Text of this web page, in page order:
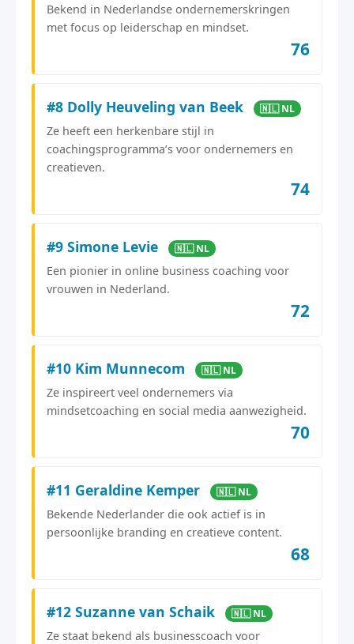
Bekend in Nederlandse ondernemerskringen
met focus op leiderschap en mindset.
76
#8 Dolly Heuveling van Beek 🇳🇱 NL
Ze heeft een herkenbare stijl in
coachingsprogramma’s voor ondernemers en
creatieven.
74
#9 Simone Levie 🇳🇱 NL
Een pionier in online business coaching voor
vrouwen in Nederland.
72
#10 Kim Munnecom 🇳🇱 NL
Ze inspireert veel ondernemers via
mindsetcoaching en social media aanwezigheid.
70
#11 Geraldine Kemper 🇳🇱 NL
Bekende Nederlander die ook actief is in
persoonlijke branding en creatieve content.
68
#12 Suzanne van Schaik 🇳🇱 NL
Ze staat bekend als businesscoach voor